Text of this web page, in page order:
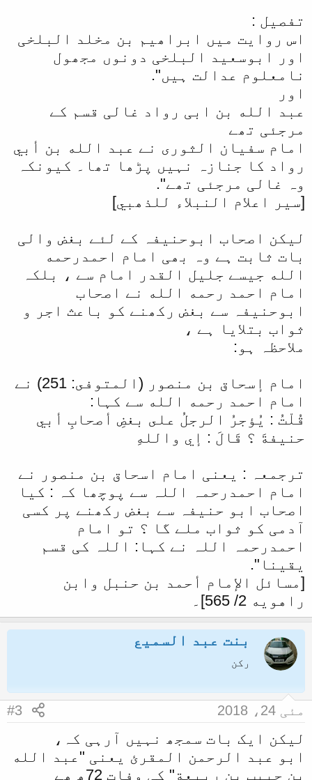
تفصیل :
اس روایت میں ابراھیم بن مخلد البلخی
اور ابوسعید البلخی دونوں مجھول
نامعلوم عدالت ہیں".
اور
عبد الله بن ابی رواد غالی قسم کے
مرجئی تھے
امام سفیان الثوری نے عبد الله بن أبي
رواد کا جنازہ نہیں پڑھا تھا۔ کیونکہ
وہ غالی مرجئی تھے".
[سیر اعلام النبلاء للذھبي]
لیکن اصحاب ابوحنیفہ کے لئے بغض والی
بات ثابت ہے وہ بھی امام احمدرحمه
الله جیسے جلیل القدر امام سے ، بلکہ
امام احمد رحمه الله نے اصحاب
ابوحنیفہ سے بغض رکھنے کو باعث اجر و
ثواب بتلایا ہے ،
ملاحظہ ہو:
امام إسحاق بن منصور (المتوفى: 251) نے
امام احمد رحمه الله سے کہا:
قُلْتُ : يُؤجرُ الرجلُ على بغضِ أصحابِ أبي
حنيفةَ ؟ قَالَ : إي واللهِ
ترجمعہ : یعنی امام اسحاق بن منصور نے
امام احمدرحمہ اللہ سے پوچھا کہ : کیا
اصحاب ابو حنیفہ سے بغض رکھنے پر کسی
آدمی کو ثواب ملے گا ؟ تو امام
احمدرحمہ اللہ نے کہا: اللہ کی قسم
یقینا".
[مسائل الإمام أحمد بن حنبل وابن
راهويه 2/ 565]۔
بنت عبد السمیع
رکن
مئی 24، 2018 #3
لیکن ایک بات سمجھ نہیں آرہی کہ،
ابو عبد الرحمن المقرئ یعنی "عبد الله
بن حبيب بن ربيعة" کی وفات 72ھ ھے